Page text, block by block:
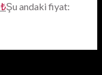
₺Şu andaki fiyat: